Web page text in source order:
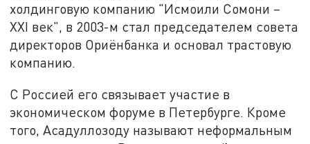
холдинговую компанию "Исмоили Сомони –
XXI век", в 2003-м стал председателем совета
директоров Ориёнбанка и основал трастовую
компанию.
С Россией его связывает участие в
экономическом форуме в Петербурге. Кроме
того, Асадуллозоду называют неформальным